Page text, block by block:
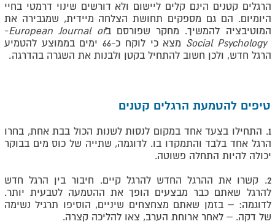
הרגלים קטנים הינם קלים ליישום ולא דורשים שינוי דרמטי בחיי
היומיום. הם גם מספקים תחושת הצלחה מיידית, שמגבירה את
המוטיבציה להמשיך. מחקר שפורסם ב
-European Journal of
Social Psychology
מצא כי לוקח כ-66 ימים בממוצע להטמיע
הרגל חדש, ולכן חשוב להתחיל בקטן ולבנות את השגרה בהדרגה.
טיפים להטמעת הרגלים קטנים
1. התחילו בצעד אחד במקום לנסות לשנות הכול בבת אחת, בחרו
הרגל אחד בלבד והתמקדו בו. לדוגמה, שתייה של כוס מים בבוקר
יכולה להיות התחלה פשוטה.
2. קשרו את ההרגל החדש להרגל קיים. חיבור בין הרגל חדש
להרגל שאתם כבר מבצעים הופך את ההטמעה לטבעית יותר.
לדוגמה: – בזמן שאתם מצחצחים שיניים, הוסיפו תרגיל נשימה
של דקה. – לאחר ארוחת הערב, צאו להליכה קצרה.